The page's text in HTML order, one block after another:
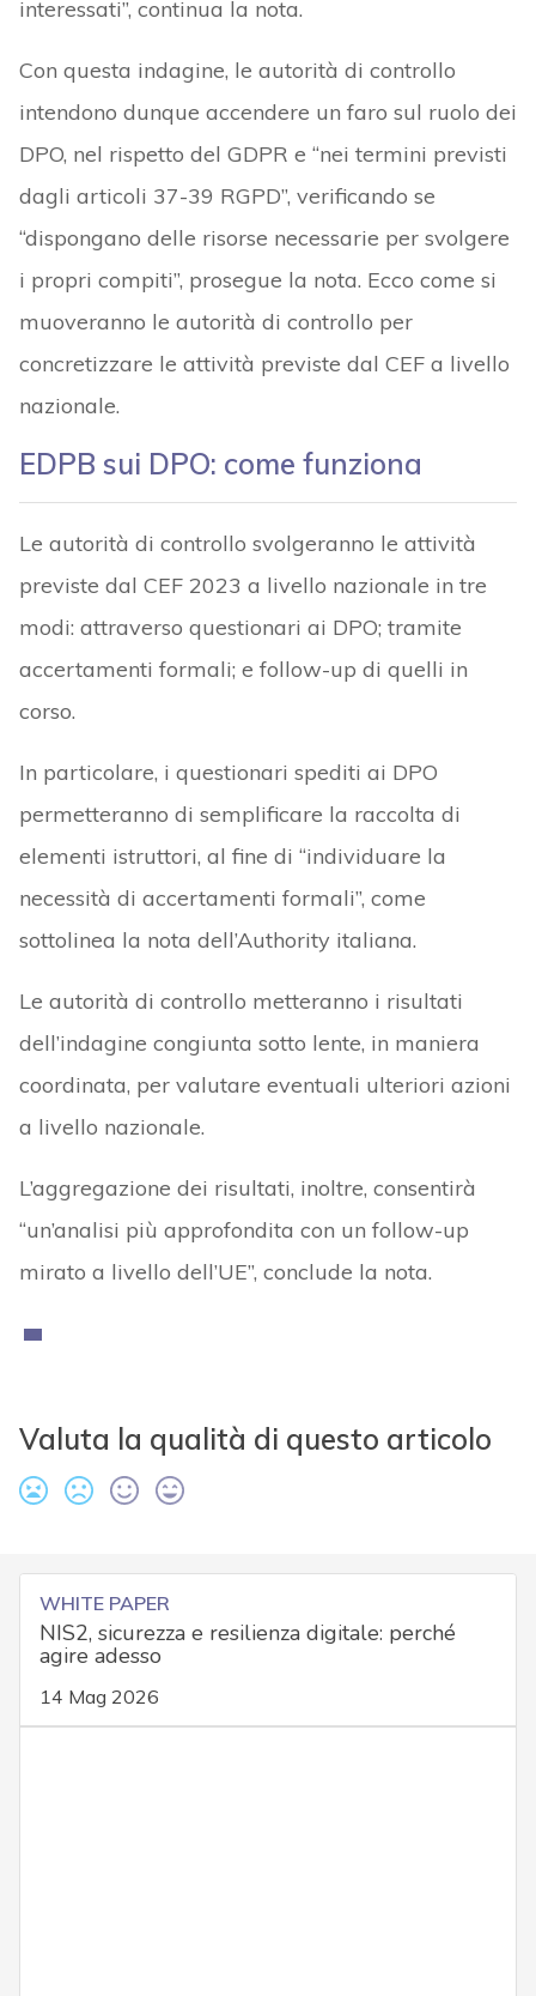
interessati”, continua la nota.
Con questa indagine, le autorità di controllo
intendono dunque accendere un faro sul ruolo dei
DPO, nel rispetto del GDPR e “nei termini previsti
dagli articoli 37-39 RGPD”, verificando se
“dispongano delle risorse necessarie per svolgere
i propri compiti”, prosegue la nota. Ecco come si
muoveranno le autorità di controllo per
concretizzare le attività previste dal CEF a livello
nazionale.
EDPB sui DPO: come funziona
Le autorità di controllo svolgeranno le attività
previste dal CEF 2023 a livello nazionale in tre
modi: attraverso questionari ai DPO; tramite
accertamenti formali; e follow-up di quelli in
corso.
In particolare, i questionari spediti ai DPO
permetteranno di semplificare la raccolta di
elementi istruttori, al fine di “individuare la
necessità di accertamenti formali”, come
sottolinea la nota dell’Authority italiana.
Le autorità di controllo metteranno i risultati
dell’indagine congiunta sotto lente, in maniera
coordinata, per valutare eventuali ulteriori azioni
a livello nazionale.
L’aggregazione dei risultati, inoltre, consentirà
“un’analisi più approfondita con un follow-up
mirato a livello dell’UE”, conclude la nota.
Valuta la qualità di questo articolo
WHITE PAPER
NIS2, sicurezza e resilienza digitale: perché
agire adesso
14 Mag 2026